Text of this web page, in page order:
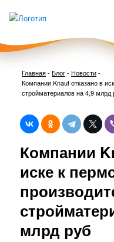
Главная-Блог- Новости-
Компании Knauf отказано в
стройматериалов на 4,9 млрд
Компании
иске к
млрд руб